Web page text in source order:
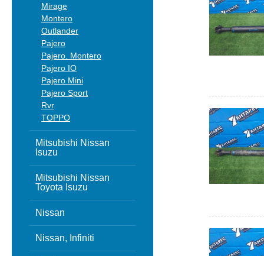
Mirage
Montero
Outlander
Pajero
Pajero. Montero
Pajero IO
Pajero Mini
Pajero Sport
Rvr
TOPPO
Mitsubishi Nissan
Isuzu
Mitsubishi Nissan
Toyota Isuzu
Nissan
Nissan, Infiniti